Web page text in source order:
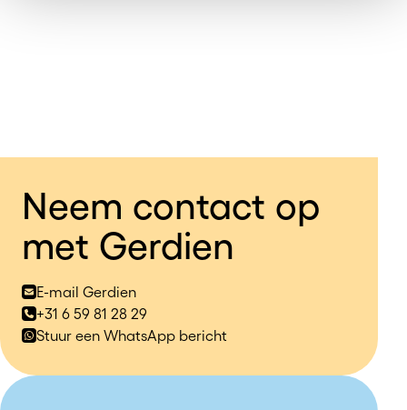
Neem contact op
met Gerdien
E-mail Gerdien
+31 6 59 81 28 29
Stuur een WhatsApp bericht